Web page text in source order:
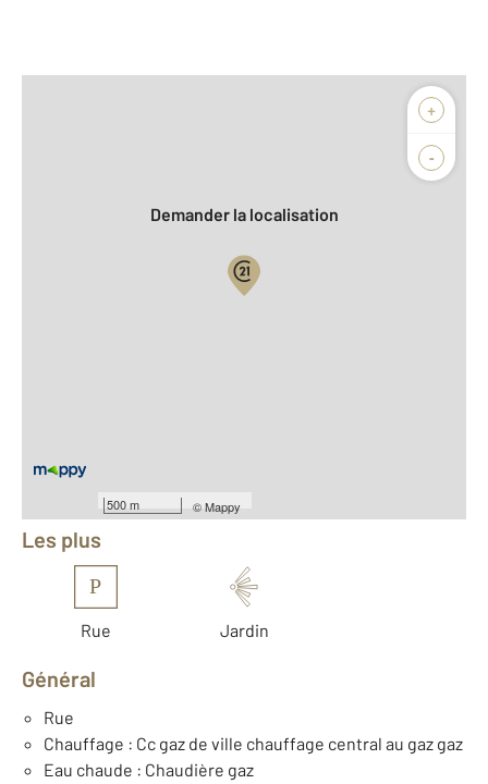
+
-
500 m ©Mappy
Biens vendus
Demander la localisation
Équipements
Les plus
P
Rue Jardin
Général
Rue
Chauffage : Cc gaz de ville chauffage central au gaz gaz
Eau chaude : Chaudière gaz